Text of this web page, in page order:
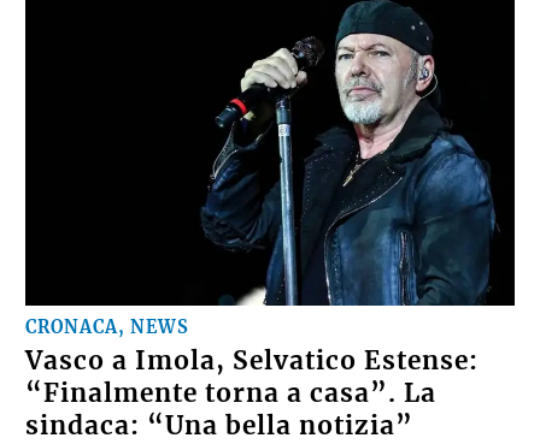
CRONACA, NEWS
Vasco a Imola, Selvatico Estense:
“Finalmente torna a casa”. La
sindaca: “Una bella notizia”